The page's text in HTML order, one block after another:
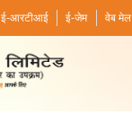
ई-आरटीआई ई-जेम वेब मेल